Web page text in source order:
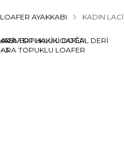
LOAFER AYAKKABI KADIN